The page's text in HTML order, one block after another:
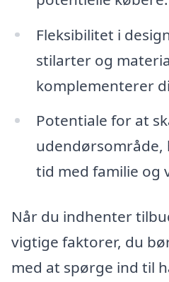
Fleksibilitet i
stilarter og
komplementerer
Potentiale for at
udendørsområde,
tid med familie og
Når du indhenter
vigtige faktorer, du
med at spørge ind til